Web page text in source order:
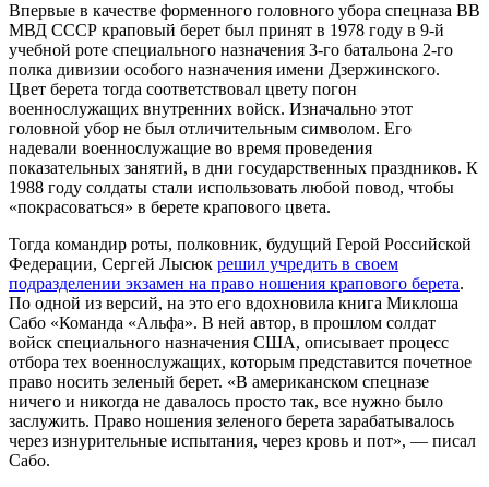
Впервые в качестве форменного головного убора спецназа ВВ
МВД СССР краповый берет был принят в 1978 году в 9-й
учебной роте специального назначения 3-го батальона 2-го
полка дивизии особого назначения имени Дзержинского.
Цвет берета тогда соответствовал цвету погон
военнослужащих внутренних войск. Изначально этот
головной убор не был отличительным символом. Его
надевали военнослужащие во время проведения
показательных занятий, в дни государственных праздников. К
1988 году солдаты стали использовать любой повод, чтобы
«покрасоваться» в берете крапового цвета.
Тогда командир роты, полковник, будущий Герой Российской
Федерации, Сергей Лысюк решил учредить в своем
подразделении экзамен на право ношения крапового берета.
По одной из версий, на это его вдохновила книга Миклоша
Сабо «Команда «Альфа». В ней автор, в прошлом солдат
войск специального назначения США, описывает процесс
отбора тех военнослужащих, которым представится почетное
право носить зеленый берет. «В американском спецназе
ничего и никогда не давалось просто так, все нужно было
заслужить. Право ношения зеленого берета зарабатывалось
через изнурительные испытания, через кровь и пот», — писал
Сабо.